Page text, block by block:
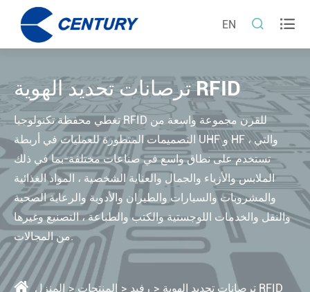
EN  
ترصانات تحديد الهوية RFID
تغطي محفظة تكنولوجيا RFID للقرن مجموعة واسعة من
التصميمات المتطورة للعمليات في أربطة UHF و HF ، والتي
تستخدم على نطاق واسع في صناعات مختلفة-بما في ذلك
الملابس والأزياء والجمال والعناية الشخصية ، المواد الغذائية
والمشروبات والسيارات والطيران والأدوية والرعاية الصحية
والنقل والخدمات اللوجستية والكتب والطباعة ، التصنيع وغيرها
من المجالات.
المنزل المنتجات رفيد ترصانات تحديد الهوية RFID